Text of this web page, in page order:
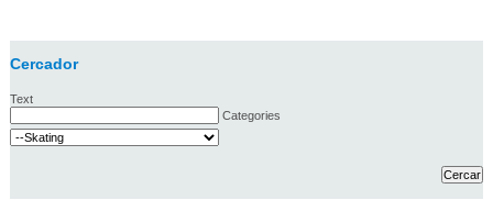
Cercador
Text
Categories